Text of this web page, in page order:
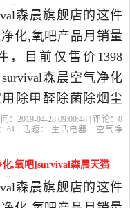
的空气净化,氧吧，由
广州发货。
售1398元
森晨旗舰店的这件
化,氧吧产品月销量
，目前仅售价1398
森晨空气净化
除甲醛除菌除烟尘
型净化机S40是2019
器当中性价比很高
气净化,氧吧，由广东
货。
：2019-04-28 09:00:48 | 评论： 0
61 | 话题： 生活电器
空气净
,氧吧]survival森晨天猫
2298元
森晨旗舰店的这件